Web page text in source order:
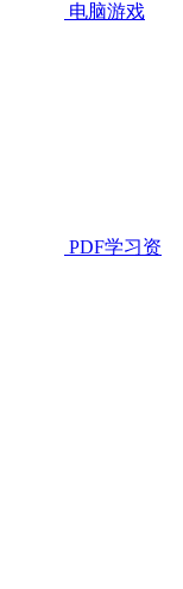
电脑游戏
PDF学习资